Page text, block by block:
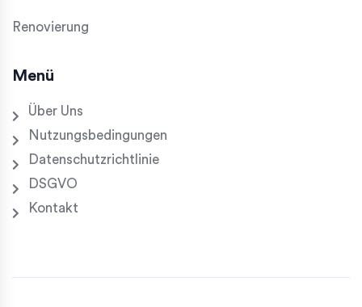
Renovierung
Menü
Über Uns
Nutzungsbedingungen
Datenschutzrichtlinie
DSGVO
Kontakt